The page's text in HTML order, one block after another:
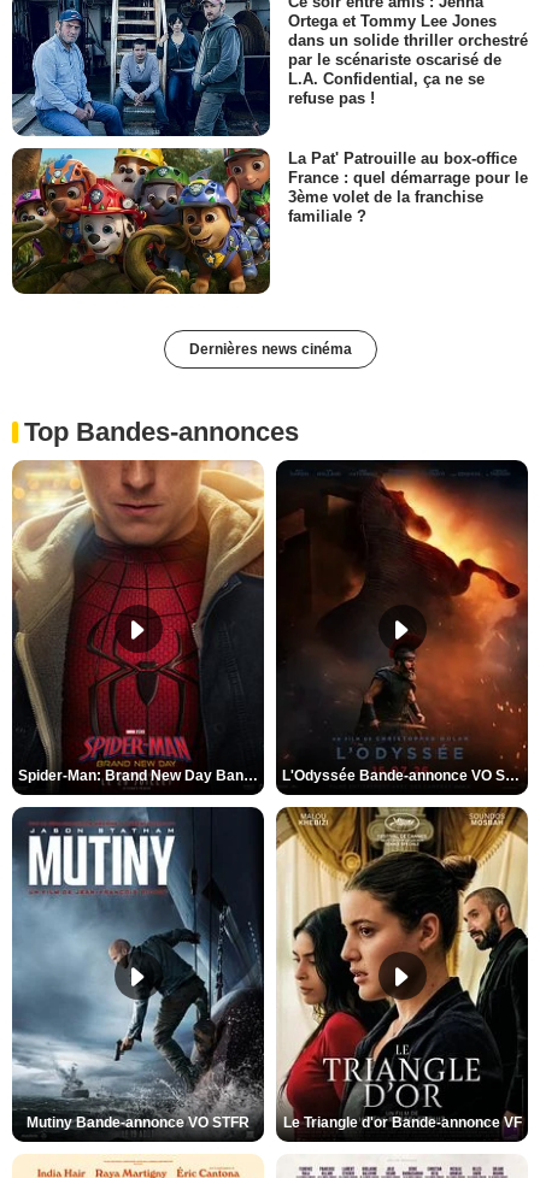
Ortega et Tommy Lee Jones
dans un solide thriller orchestré
par le scénariste oscarisé de
L.A. Confidential, ça ne se
refuse pas !
La Pat' Patrouille au box-office
France : quel démarrage pour le
3ème volet de la franchise
familiale ?
Dernières news cinéma
Top Bandes-annonces
Spider-Man: Brand New Day Bande-annonce VO STFR L'Odyssée Bande-annonce VO STFR
Mutiny Bande-annonce VO STFR Le Triangle d'or Bande-annonce VF